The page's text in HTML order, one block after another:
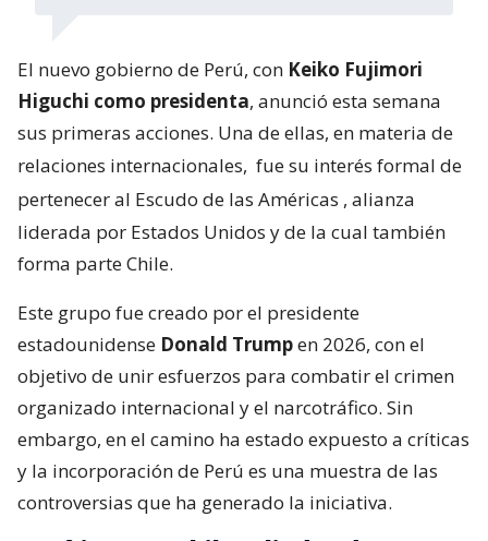
El nuevo gobierno de Perú, con Keiko Fujimori
Higuchi como presidenta, anunció esta semana
sus primeras acciones. Una de ellas, en materia de
relaciones internacionales, fue su interés formal de
pertenecer al Escudo de las Américas , alianza
liderada por Estados Unidos y de la cual también
forma parte Chile.
Este grupo fue creado por el presidente
estadounidense Donald Trumpen 2026, con el
objetivo de unir esfuerzos para combatir el crimen
organizado internacional y el narcotráfico. Sin
embargo, en el camino ha estado expuesto a críticas
y la incorporación de Perú es una muestra de las
controversias que ha generado la iniciativa.